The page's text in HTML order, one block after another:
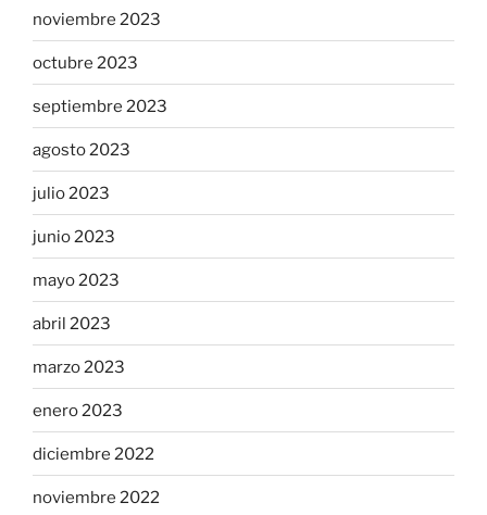
noviembre 2023
octubre 2023
septiembre 2023
agosto 2023
julio 2023
junio 2023
mayo 2023
abril 2023
marzo 2023
enero 2023
diciembre 2022
noviembre 2022